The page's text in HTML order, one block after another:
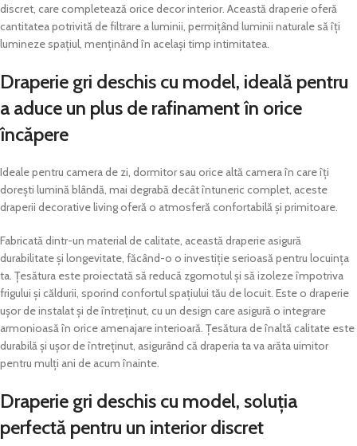
discret, care completează orice decor interior. Această draperie oferă
cantitatea potrivită de filtrare a luminii, permițând luminii naturale să îți
lumineze spațiul, menținând în același timp intimitatea.
Draperie gri deschis cu model, ideală pentru
a aduce un plus de rafinament în orice
încăpere
Ideale pentru camera de zi, dormitor sau orice altă camera în care îți
dorești lumină blândă, mai degrabă decât întuneric complet, aceste
draperii decorative living oferă o atmosferă confortabilă și primitoare.
Fabricată dintr-un material de calitate, această draperie asigură
durabilitate și longevitate, făcând-o o investiție serioasă pentru locuința
ta. Țesătura este proiectată să reducă zgomotul și să izoleze împotriva
frigului și căldurii, sporind confortul spațiului tău de locuit. Este o draperie
ușor de instalat și de întreținut, cu un design care asigură o integrare
armonioasă în orice amenajare interioară. Țesătura de înaltă calitate este
durabilă și ușor de întreținut, asigurând că draperia ta va arăta uimitor
pentru mulți ani de acum înainte.
Draperie gri deschis cu model, soluția
perfectă pentru un interior discret